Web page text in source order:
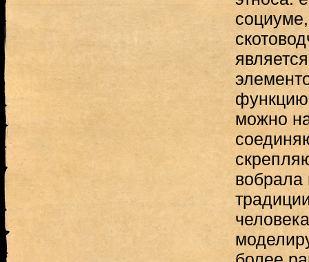
функцию
можно
вобрала